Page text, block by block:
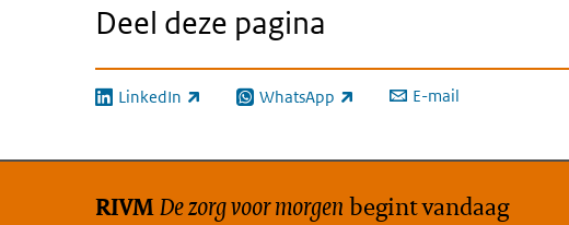
Deel deze pagina
LinkedIn
(externe link) WhatsApp
(externe link) E-mail
RIVMDe zorg voor morgen begint vandaag